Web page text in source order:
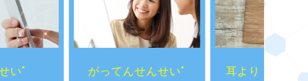
がってんせんせい ® 耳より！SPかわら版